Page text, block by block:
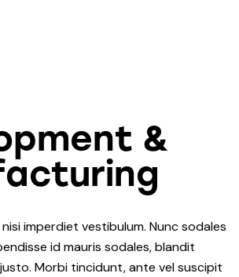
&
imperdiet vestibulum. Nunc sodales
id mauris sodales, blandit
Morbi tincidunt, ante vel suscipit